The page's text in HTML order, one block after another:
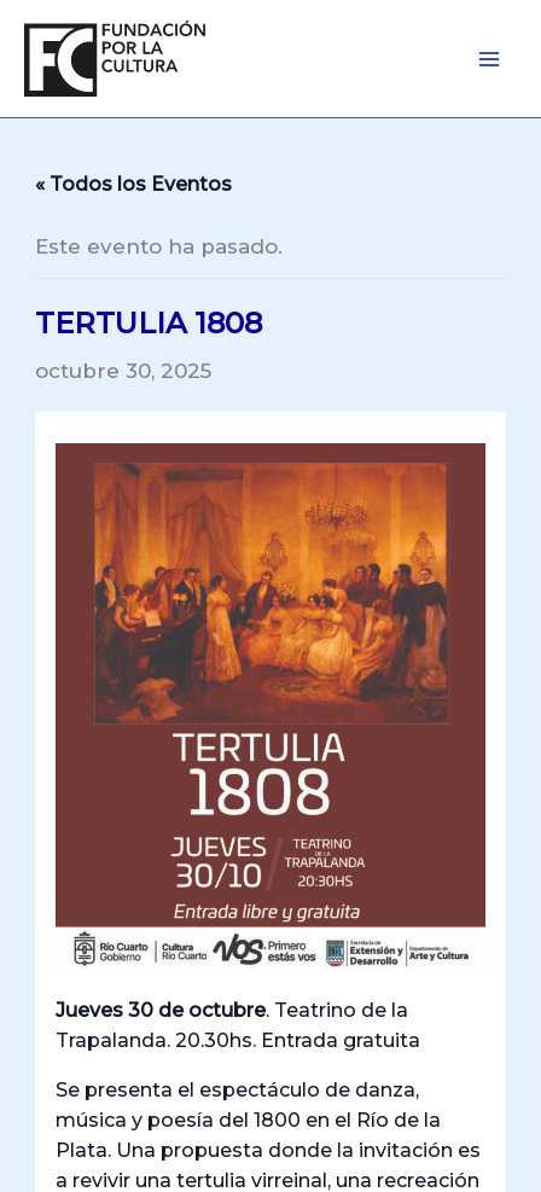
contenido
« Todos los Eventos
Este evento ha pasado.
TERTULIA 1808
octubre 30, 2025
Jueves 30 de octubre. Teatrino de la
Trapalanda. 20.30hs. Entrada gratuita
Se presenta el espectáculo de danza,
música y poesía del 1800 en el Río de la
Plata. Una propuesta donde la invitación es
a revivir una tertulia virreinal, una recreación